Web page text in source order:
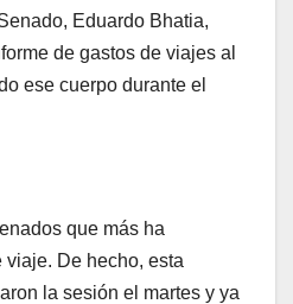
Eduardo Bhatia,
de gastos de viajes al
ese cuerpo durante el
que más ha
De hecho, esta
la sesión el martes y ya